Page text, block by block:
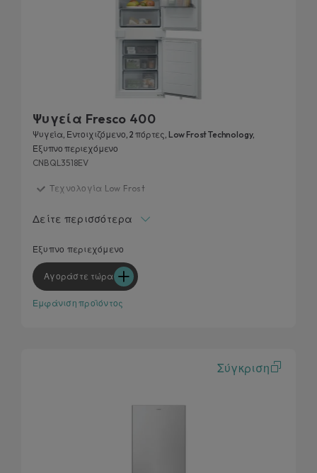
Ψυγεία Fresco 400
Ψυγεία, Εντοιχιζόμενο, 2 πόρτες, Low Frost Technology,
Έξυπνο περιεχόμενο
CNBQL3518EV
Τεχνολογία Low Frost
Ένας κόσμος περιεχομένου εντός εφαρμογής
Super Cool και Super Freeze
Δείτε περισσότερα
Έξυπνο περιεχόμενο
Αγοράστε τώρα
Εμφάνιση προϊόντος
Σύγκριση